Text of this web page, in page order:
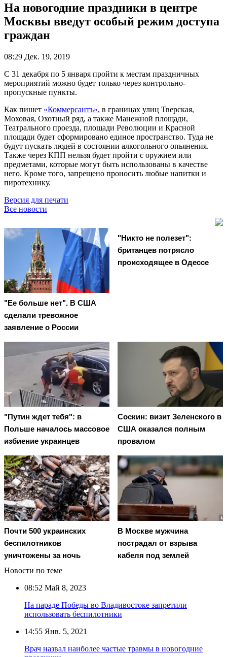
На новогодние праздники в центре
Москвы введут особый режим доступа
граждан
08:29 Дек. 19, 2019
С 31 декабря по 5 января пройти к местам праздничных
мероприятий можно будет только через контрольно-
пропускные пункты.
Как пишет «Коммерсантъ», в границах улиц Тверская,
Моховая, Охотный ряд, а также Манежной площади,
Театрального проезда, площади Революции и Красной
площади будет сформировано единое пространство. Туда не
будут пускать людей в состоянии алкогольного опьянения.
Также через КПП нельзя будет пройти с оружием или
предметами, которые могут быть использованы в качестве
него. Кроме того, запрещено проносить любые напитки и
пиротехнику.
Версия для печати
Все новости
"Ее больше нет". В США
сделали тревожное
заявление о России
"Никто не полезет":
британцев потрясло
происходящее в Одессе
"Путин ждет тебя": в
Польше началось массовое
избиение украинцев
Соскин: визит Зеленского в
США оказался полным
провалом
Почти 500 украинских
беспилотников
уничтожены за ночь
В Москве мужчина
пострадал от взрыва
кабеля под землей
Новости по теме
08:52 Май 8, 2023
На параде Победы во Владивостоке запретили
использовать беспилотники
14:55 Янв. 5, 2021
Врач назвал наиболее частые травмы в новогодние